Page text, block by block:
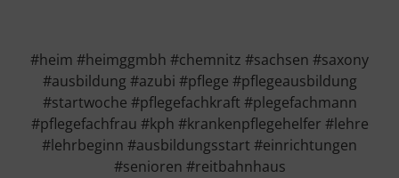
#heim #heimggmbh #chemnitz #sachsen #saxony
#ausbildung #azubi #pflege #pflegeausbildung
#startwoche #pflegefachkraft #plegefachmann
#pflegefachfrau #kph #krankenpflegehelfer #lehre
#lehrbeginn #ausbildungsstart #einrichtungen
#senioren #reitbahnhaus